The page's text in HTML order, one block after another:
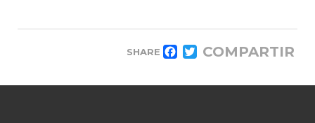
SHARE FACEBOOK
TWITTER
COMPARTIR